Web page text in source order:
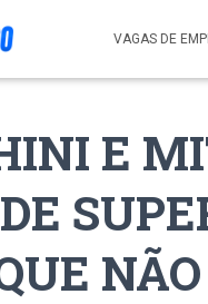
VAGAS DE
E